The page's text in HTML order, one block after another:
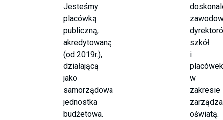
Jesteśmy
placówką
publiczną,
akredytowaną
(od 2019r.),
działającą
jako
samorządowa
jednostka
budżetowa.
szkół
i
placówek
w
zakresie
oświatą.